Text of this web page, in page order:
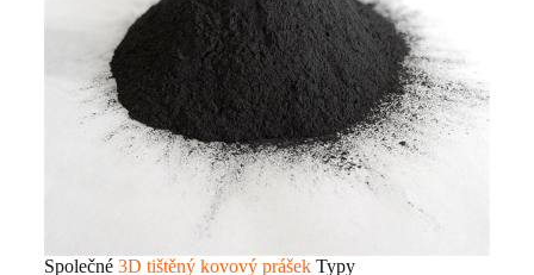
Společné 3D tištěný kovový prášekTypy